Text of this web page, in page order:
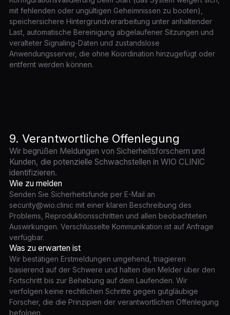
mit fehlenden oder ungültigen Geheimnissen zu booten),
speichersichere Hintergrundverarbeitung unter anhaltender
Last, automatische Bereinigung abgelaufener Sitzungen und
veralteter Signaling-Daten und zustandslose
Anwendungsserver, die ohne Koordination hinzugefügt oder
entfernt werden können.
9. Verantwortliche Offenlegung
Wir begrüßen Meldungen von Sicherheitsforschern und
Kunden, die potenzielle Schwachstellen in WIO CLINIC
identifizieren.
Wie zu melden
Senden Sie Sicherheitsfunde per E-Mail an
security@wio.clinic mit einer klaren Beschreibung des
Problems, Reproduktionsschritten und allen beobachteten
Auswirkungen. Verschlüsselte Kommunikation ist auf Anfrage
verfügbar.
Was zu erwarten ist
Wir bestätigen Erstmeldungen umgehend, triagieren
basierend auf der Schwere und halten den Melder über den
Fortschritt bis zur Behebung auf dem Laufenden. Wir
verfolgen keine rechtlichen Schritte gegen gutgläubige
Forscher, die die Prinzipien der verantwortlichen Offenlegung
befolgen.